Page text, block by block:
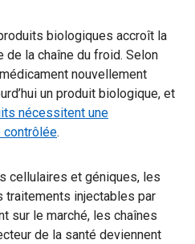
biologiques accroît la
la chaîne du froid. Selon
nouvellement
un produit biologique, et
nécessitent une
contrôlée.
cellulaires et géniques, les
traitements injectables par
sur le marché, les chaînes
de la santé deviennent